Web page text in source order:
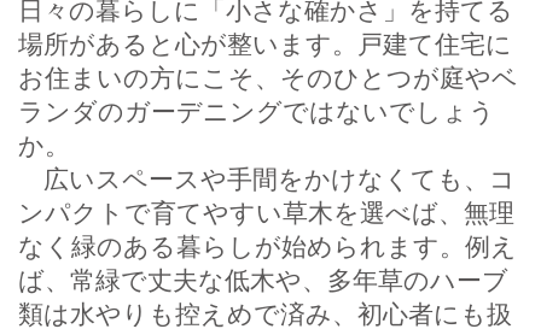
日々の暮らしに「小さな確かさ」を持てる
場所があると心が整います。戸建て住宅に
お住まいの方にこそ、そのひとつが庭やベ
ランダのガーデニングではないでしょう
か。
広いスペースや手間をかけなくても、コ
ンパクトで育てやすい草木を選べば、無理
なく緑のある暮らしが始められます。例え
ば、常緑で丈夫な低木や、多年草のハーブ
類は水やりも控えめで済み、初心者にも扱